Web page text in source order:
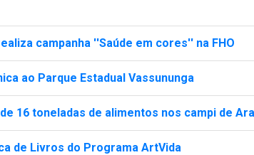
campanha ''Saúde em cores'' na FHO
ao Parque Estadual Vassununga
16 toneladas de alimentos nos campi de
de Livros do Programa ArtVida